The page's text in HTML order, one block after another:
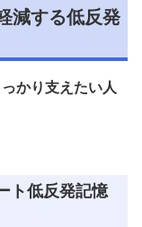
減する低反発
かり支えたい人
ト低反発記憶